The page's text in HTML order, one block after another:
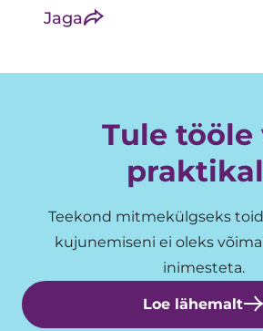
Jaga
Tule tööle
Teekond mitmekülgseks
kujunemiseni ei oleks
inimesteta.
Loe lähemalt